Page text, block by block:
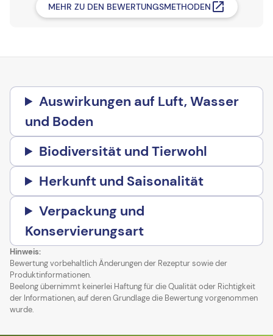
MEHR ZU DEN BEWERTUNGSMETHODEN
Auswirkungen auf Luft, Wasser
und Boden
Biodiversität und Tierwohl
Herkunft und Saisonalität
Verpackung und
Konservierungsart
Hinweis:
Bewertung vorbehaltlich Änderungen der Rezeptur sowie der
Produktinformationen.
Beelong übernimmt keinerlei Haftung für die Qualität oder Richtigkeit
der Informationen, auf deren Grundlage die Bewertung vorgenommen
wurde.